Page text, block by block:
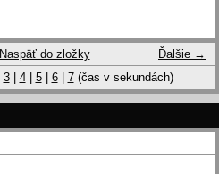
Ďalšie →
Naspäť do zložky
3| 4| 5| 6| 7(čas v sekundách)